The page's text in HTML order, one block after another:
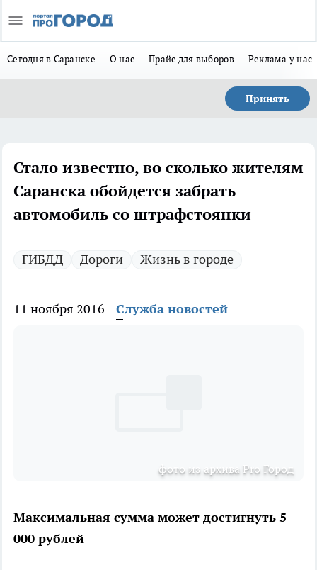
Сегодня в Саранске О нас Прайс для выборов Реклама у нас
Принять
Стало известно, во сколько жителям
Саранска обойдется забрать
автомобиль со штрафстоянки
ГИБДД Дороги Жизнь в городе
11 ноября 2016 Служба новостей
фото из архива Pro Город
Максимальная сумма может достигнуть 5
000 рублей